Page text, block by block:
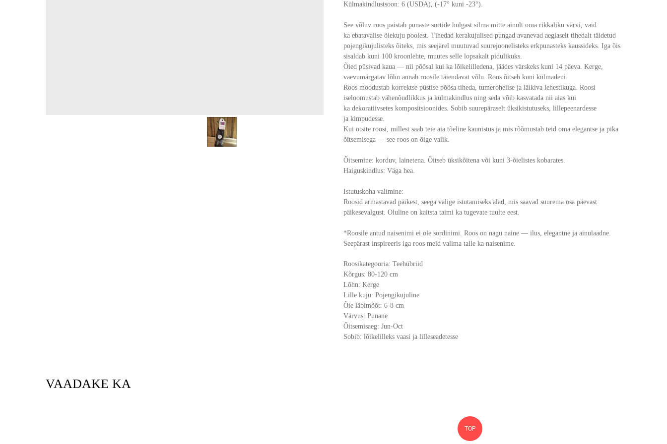
Külmakindlustsoon: 6 (USDA), (-17° kuni -23°).
See võluv roos paistab punaste sortide hulgast silma mitte ainult oma rikkaliku värvi, vaid
ka ebatavalise õiekuju poolest. Tihedad kerakujulised pungad avanevad aeglaselt tihedalt täidetud
pojengikujulisteks õiteks, mis seejärel muutuvad suurejoonelisteks erkpunasteks kaussideks. Iga õis
sisaldab kuni 100 kroonlehte, muutes selle lopsakalt pidulikuks.
Õied püsivad kaua — nii põõsal kui ka lõikelilledena, jäädes värskeks kuni 14 päeva. Kerge,
vaevumärgatav lõhn annab roosile täiendavat võlu. Roos õitseb kuni külmadeni.
Roos moodustab korrektse püstise põõsa tiheda, tumerohelise ja läikiva lehestikuga. Roosi
iseloomustab vähenõudlikkus ja külmakindlus ning seda võib kasvatada nii aias kui
ka dekoratiivsetes kompositsioonides. Sobib suurepäraselt üksikistutuseks, lillepeenardesse
ja kimpudesse.
Kui otsite roosi, millest saab teie aia tõeline kaunistus ja mis rõõmustab teid oma elegantse ja pika
õitsemisega — see roos on õige valik.
Õitsemine: korduv, lainetena. Õitseb üksikõitena või kuni 3-õielistes kobarates.
Haiguskindlus: Väga hea.
Istutuskoha valimine:
Roosid armastavad päikest, seega valige istutamiseks alad, mis saavad suurema osa päevast
päikesevalgust. Oluline on kaitsta taimi ka tugevate tuulte eest.
*Roosile antud naisenimi ei ole sordinimi. Roos on nagu naine — ilus, elegantne ja ainulaadne.
Seepärast inspireeris iga roos meid valima talle ka naisenime.
Roosikategooria: Teehübriid
Kõrgus: 80-120 cm
Lõhn: Kerge
Lille kuju: Pojengikujuline
Õie läbimõõt: 6-8 cm
Värvus: Punane
Õitsemisaeg: Jun-Oct
Sobib: lõikelilleks vaasi ja lilleseadetesse
VAADAKE KA
TOP